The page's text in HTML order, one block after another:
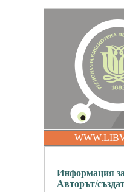
Информация
Авторът/